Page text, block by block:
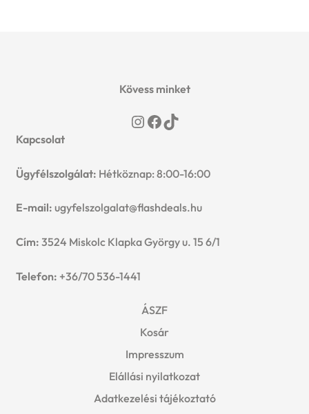
Kövess minket
Instagram
Facebook
TikTok
Kapcsolat
Ügyfélszolgálat: Hétköznap: 8:00-16:00
E-mail: ugyfelszolgalat@flashdeals.hu
Cím: 3524 Miskolc Klapka György u. 15 6/1
Telefon: +36/70 536-1441
ÁSZF
Kosár
Impresszum
Elállási nyilatkozat
Adatkezelési tájékoztató